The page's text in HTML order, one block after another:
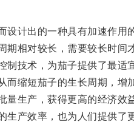
计出的一种具有加速作用的
相对较长，需要较长时间才
技术，为茄子提供了最适宜
缩短茄子的生长周期，增加
生产，获得更高的经济效益
产效率，也为人们提供了